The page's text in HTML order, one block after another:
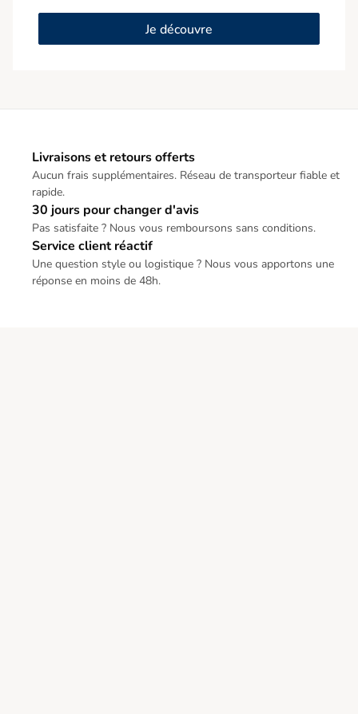
Je découvre
Livraisons et retours offerts
Aucun frais supplémentaires. Réseau de transporteur fiable et
rapide.
30 jours pour changer d'avis
Pas satisfaite ? Nous vous remboursons sans conditions.
Service client réactif
Une question style ou logistique ? Nous vous apportons une
réponse en moins de 48h.